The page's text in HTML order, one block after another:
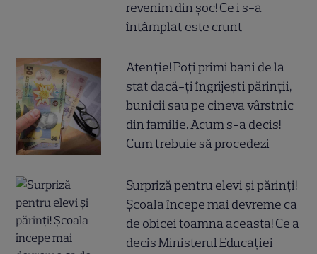
revenim din șoc! Ce i s-a
întâmplat este crunt
Atenție! Poți primi bani de la
stat dacă-ți îngrijești părinții,
bunicii sau pe cineva vârstnic
din familie. Acum s-a decis!
Cum trebuie să procedezi
Surpriză pentru elevi și părinți!
Școala începe mai devreme ca
de obicei toamna aceasta! Ce a
decis Ministerul Educației